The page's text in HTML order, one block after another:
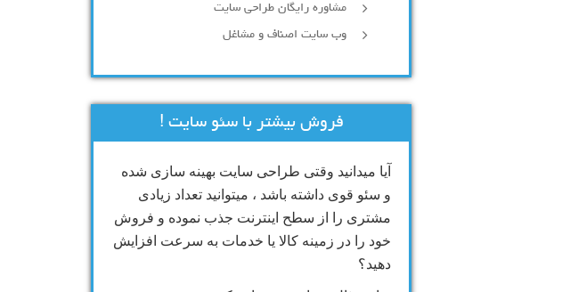
مشاوره رایگان طراحی سایت
وب سایت اصناف و مشاغل
فروش بیشتر با سئو سایت !
آیا میدانید وقتی طراحی سایت بهینه سازی شده
و سئو قوی داشته باشد ، میتوانید تعداد زیادی
مشتری را از سطح اینترنت جذب نموده و فروش
خود را در زمینه کالا یا خدمات به سرعت افزایش
دهید؟